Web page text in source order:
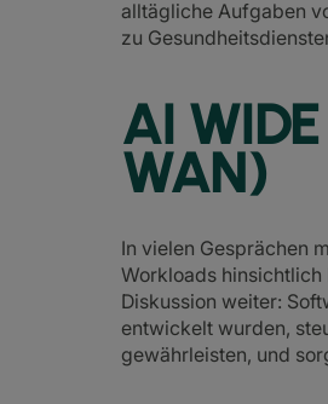
alltägliche Aufgaben
zu
AI
WAN)
In vielen Gesprächen
Workloads hinsichtlich
Diskussion weiter:
entwickelt wurden,
gewährleisten, und